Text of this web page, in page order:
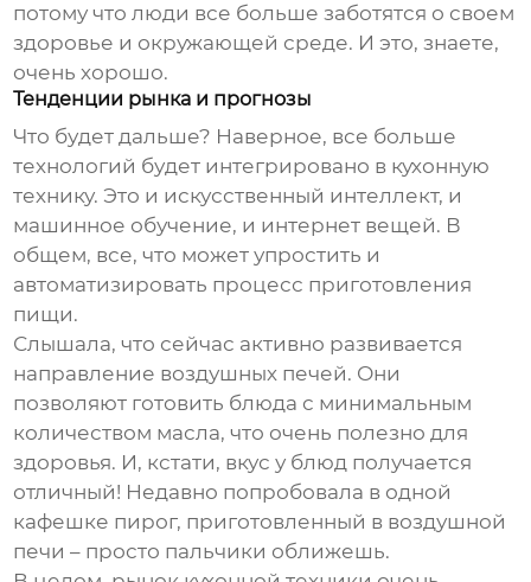
потому что люди все больше заботятся о своем
здоровье и окружающей среде. И это, знаете,
очень хорошо.
Тенденции рынка и прогнозы
Что будет дальше? Наверное, все больше
технологий будет интегрировано в кухонную
технику. Это и искусственный интеллект, и
машинное обучение, и интернет вещей. В
общем, все, что может упростить и
автоматизировать процесс приготовления
пищи.
Слышала, что сейчас активно развивается
направление воздушных печей. Они
позволяют готовить блюда с минимальным
количеством масла, что очень полезно для
здоровья. И, кстати, вкус у блюд получается
отличный! Недавно попробовала в одной
кафешке пирог, приготовленный в воздушной
печи – просто пальчики оближешь.